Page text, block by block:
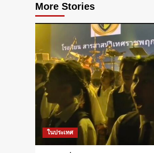
More Stories
ในประเทศ